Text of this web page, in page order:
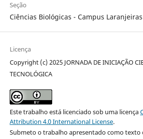
Seção
Ciências Biológicas - Campus
Licença
Copyright (c) 2025 JORNADA DE INICIAÇÃO
TECNOLÓGICA
Este trabalho está licenciado sob uma licença
Attribution 4.0 International License.
Submeto o trabalho apresentado como texto